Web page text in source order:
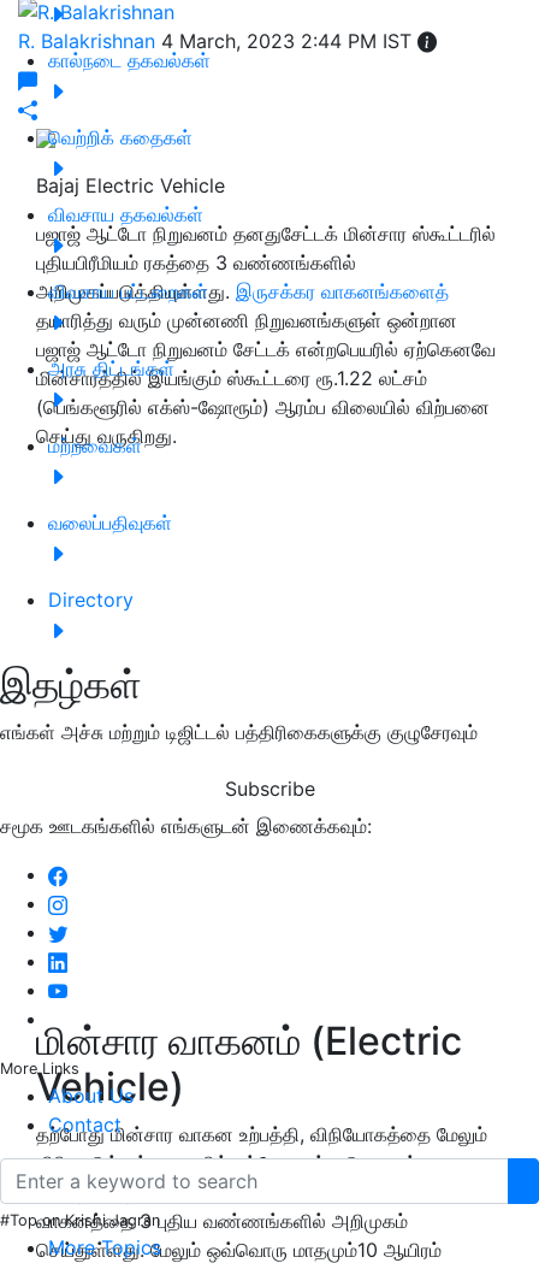
கால்நடை தகவல்கள்
வெற்றிக் கதைகள்
விவசாய தகவல்கள்
விவசாய பட்டறைகள்
அரசு திட்டங்கள்
மற்றவைகள்
வலைப்பதிவுகள்
Directory
இதழ்கள்
எங்கள் அச்சு மற்றும் டிஜிட்டல் பத்திரிகைகளுக்கு குழுசேரவும்
Subscribe
சமூக ஊடகங்களில் எங்களுடன் இணைக்கவும்:
More Links
About Us
Contact
#Top on Krishi Jagran
More Topics
R. Balakrishnan 4 March, 2023 2:44 PM IST
Bajaj Electric Vehicle
பஜாஜ் ஆட்டோ நிறுவனம் தனதுசேட்டக் மின்சார ஸ்கூட்டரில்
புதியபிரீமியம் ரகத்தை 3 வண்ணங்களில்
அறிமுகப்படுத்தியுள்ளது. இருசக்கர வாகனங்களைத்
தயாரித்து வரும் முன்னணி நிறுவனங்களுள் ஒன்றான
பஜாஜ் ஆட்டோ நிறுவனம் சேட்டக் என்றபெயரில் ஏற்கெனவே
மின்சாரத்தில் இயங்கும் ஸ்கூட்டரை ரூ.1.22 லட்சம்
(பெங்களூரில் எக்ஸ்-ஷோரூம்) ஆரம்ப விலையில் விற்பனை
செய்து வருகிறது.
மின்சார வாகனம் (Electric
Vehicle)
தற்போது மின்சார வாகன உற்பத்தி, விநியோகத்தை மேலும்
விரிவுபடுத்தும் வகையில் பல்வேறு ஏற்பாடுகளைச்
செய்துள்ளது. அதற்காக `சேட்டக் பிரீமியம் 2023' எடிஷன்
வாகனத்தை 3 புதிய வண்ணங்களில் அறிமுகம்
செய்துள்ளது. மேலும் ஒவ்வொரு மாதமும்10 ஆயிரம்